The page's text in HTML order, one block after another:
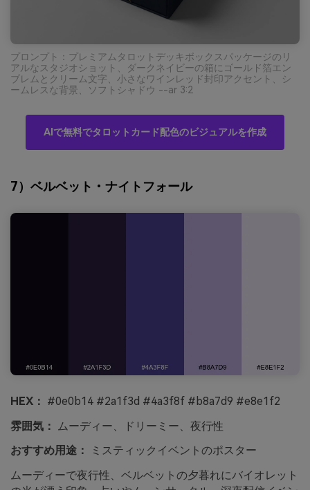
プロンプト：プレミアムタロットデッキボックスパッケージのリ
アルなスタジオショット、ダークネイビーの箱にゴールド箔エン
ブレムとクリーム文字、小さなワインレッド封印アクセント、シ
ームレスな背景、ソフトシャドウ --ar 3:2
AIで無料でタロットカード配色のビジュアルを作成
7）ベルベット・ナイトフォール
HEX： #0e0b14 #2a1f3d #4a3f8f #b8a7d9 #e8e1f2
雰囲気：
ムーディー、ドリーミー、夜行性
おすすめ用途：
ミスティックイベントのポスター
ムーディーで夜行性、ベルベットの夕暮れにバイオレット